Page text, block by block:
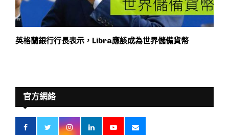
英格蘭銀行行長表示，Libra應該成為世界儲備貨幣
官方網絡